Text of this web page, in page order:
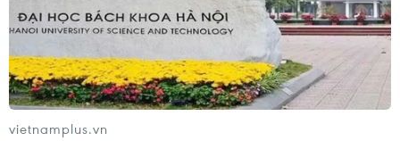
mẫu có hành vi bạo hành trẻ tại
trường mầm non
08/08/2026 01:33
Bổ sung một số chức danh có thẩm
vietnamplus.vn